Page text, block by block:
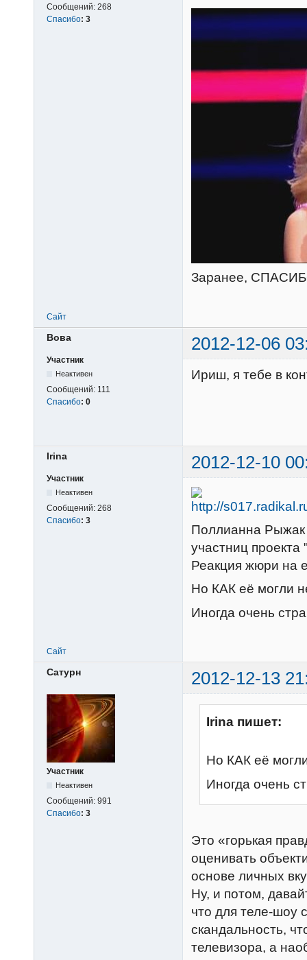
Сообщений: 268
Спасибо: 3
Заранее,
Сайт
Вова 2012-12-06
Участник
Неактивен
Сообщений: 111
Спасибо: 0
Ириш, я тебе в
Irina 2012-12-10
Участник
Неактивен
Сообщений: 268
Спасибо: 3
Поллианна Рыжак
участниц проекта
Реакция жюри на
Но КАК её могли
Иногда очень
Сайт
Сатурн 2012-12-13
Участник
Неактивен
Сообщений: 991
Спасибо: 3
Irina пишет:
Но КАК её
Иногда очень
Это «горькая
оценивать
основе личных
Ну, и потом,
что для теле-шоу
скандальность,
телевизора, а